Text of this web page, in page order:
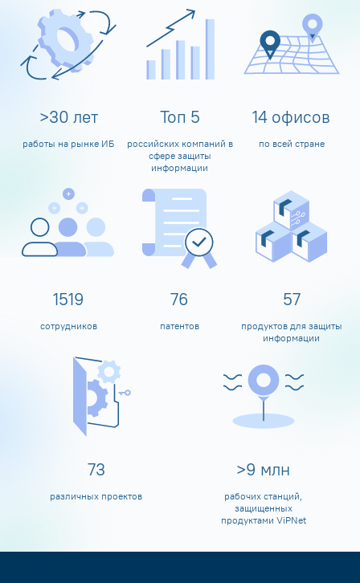
>30 лет
работы на рынке ИБ
Топ 5
российских компаний в
сфере защиты
информации
14 офисов
по всей стране
1600
сотрудников
80
патентов
60
продуктов для защиты
информации
80
различных проектов
>10 млн
рабочих станций,
защищенных
продуктами ViPNet